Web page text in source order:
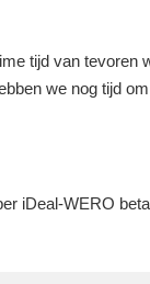
tijd van tevoren
we nog tijd
iDeal-WERO